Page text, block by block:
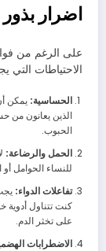
اضرار بذور
على الرغم من
الاحتياطات التي
الحساسية: يمكن
الذين يعانون من
الحبوب.
الحمل والرضاعة:
للنساء الحوامل
تفاعلات الدواء:
كنت تتناول أدوية
على تخثر الدم.
الاضطرابات